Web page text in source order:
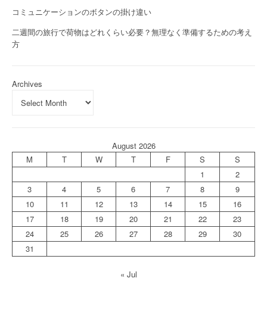
コミュニケーションのボタンの掛け違い
二週間の旅行で荷物はどれくらい必要？無理なく準備するための考え
方
Archives
August 2026
M
T W T F S
S
1
2
3
4 5 6 7 8
9
10
11 12 13 14 15
16
17
18 19 20 21 22
23
24
25 26 27 28 29
30
31
« Jul